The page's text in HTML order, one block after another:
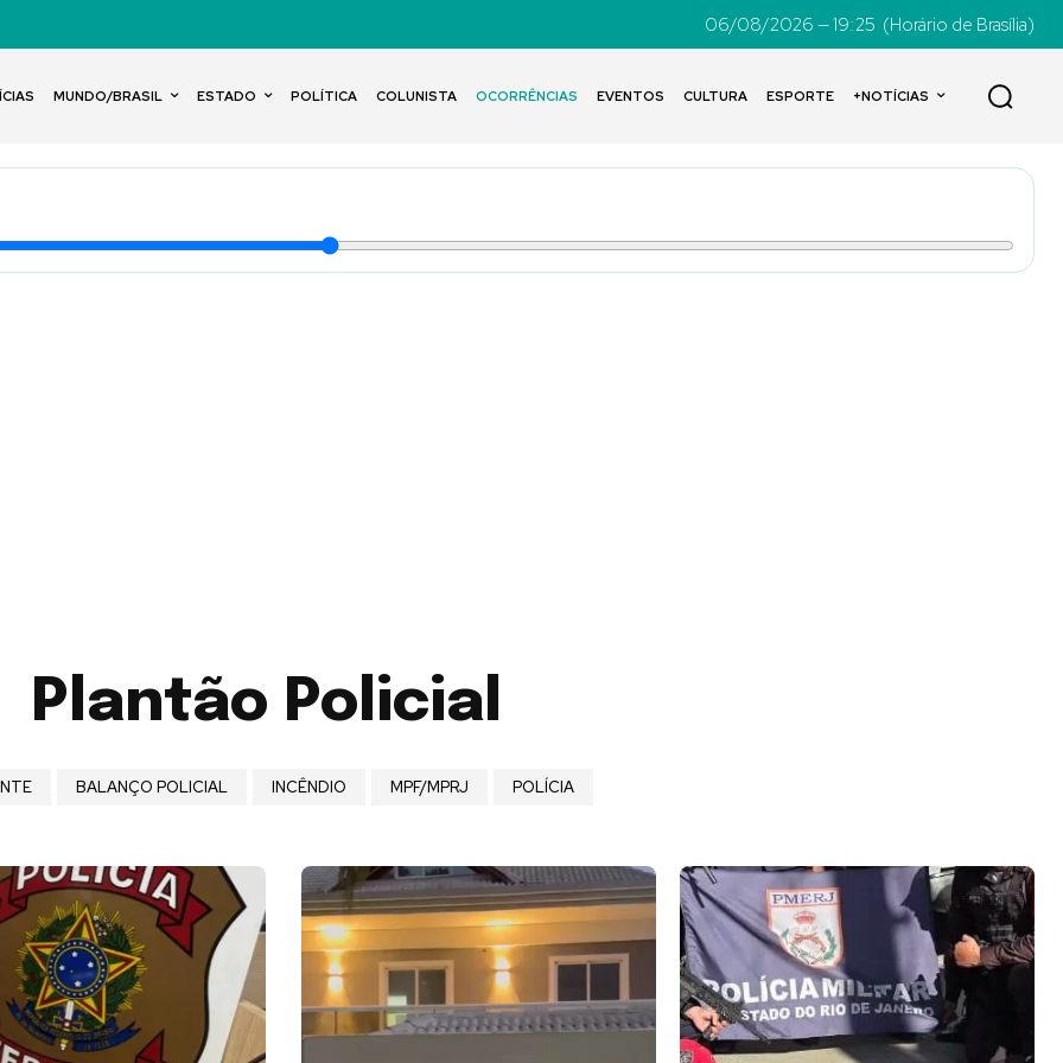
06/08/2026 — 19:25 (Horário de Brasília)
MUNDO/BRASIL ESTADO POLÍTICA COLUNISTA OCORRÊNCIAS EVENTOS CULTURA ESPORTE +NOTÍCIAS
Plantão Policial
BALANÇO POLICIAL INCÊNDIO MPF/MPRJ POLÍCIA